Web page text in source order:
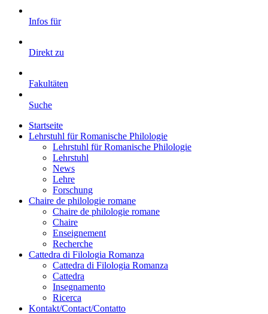
Infos für
Direkt zu
Fakultäten
Suche
Startseite
Lehrstuhl für Romanische Philologie
Lehrstuhl für Romanische Philologie
Lehrstuhl
News
Lehre
Forschung
Chaire de philologie romane
Chaire de philologie romane
Chaire
Enseignement
Recherche
Cattedra di Filologia Romanza
Cattedra di Filologia Romanza
Cattedra
Insegnamento
Ricerca
Kontakt/Contact/Contatto